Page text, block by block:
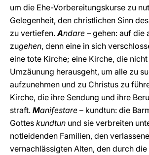
um die Ehe-Vorbereitungskurse zu
Gelegenheit, den christlichen Sinn
zu vertiefen.Andare – gehen: auf die
zugehen, denn eine in sich
eine tote Kirche; eine Kirche, die
Umzäunung herausgeht, um alle zu
aufzunehmen und zu Christus zu
Kirche, die ihre Sendung und ihre
straft. Manifestare – kundtun: die
Gottes kundtun und sie verbreiten
notleidenden Familien, den
vernachlässigten Alten, den durch